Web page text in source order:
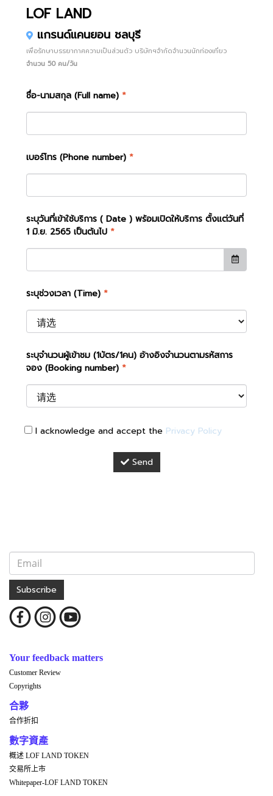
LOF LAND
แกรนด์แคนยอน ชลบุรี
เพื่อรักษาบรรยากาศความเป็นส่วนตัว บริษัทฯจำกัดจำนวนนักท่องเที่ยว
จำนวน 50 คน/วัน
ชื่อ-นามสกุล (Full name) *
เบอร์โทร (Phone number) *
ระบุวันที่เข้าใช้บริการ ( Date ) พร้อมเปิดให้บริการ ตั้งแต่วันที่
1 มิ.ย. 2565 เป็นต้นไป *
ระบุช่วงเวลา (Time) *
ระบุจำนวนผู้เข้าชม (1บัตร/1คน) อ้างอิงจำนวนตามรหัสการ
จอง (Booking number) *
I acknowledge and accept the Privacy Policy
Send
Subscribe
Your feedback matters
Customer Review
Copyrights
合夥
合作折扣
數字資產
概述 LOF LAND TOKEN
交易所上市
Whitepaper-LOF LAND TOKEN